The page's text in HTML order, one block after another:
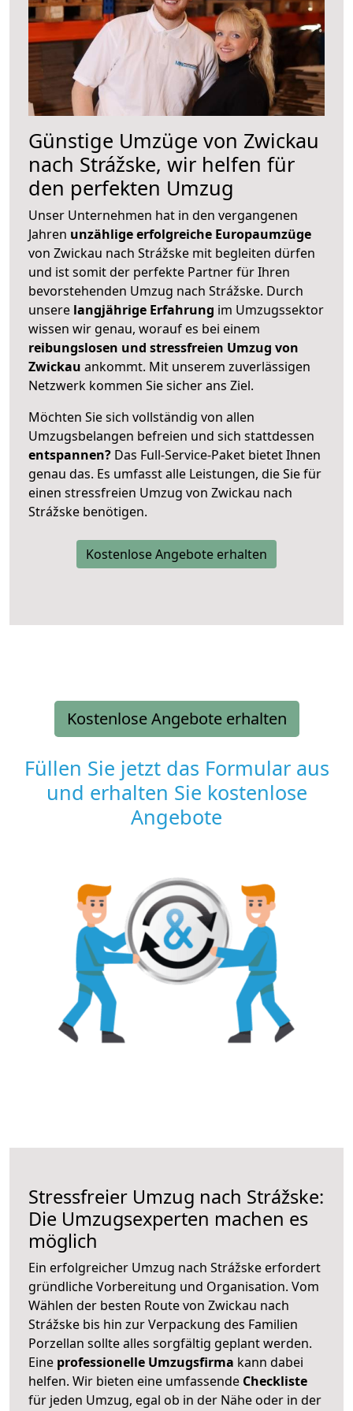
Günstige Umzüge von Zwickau
nach Strážske, wir helfen für
den perfekten Umzug
Unser Unternehmen hat in den vergangenen
Jahren unzählige erfolgreiche Europaumzüge
von Zwickau nach Strážske mit begleiten dürfen
und ist somit der perfekte Partner für Ihren
bevorstehenden Umzug nach Strážske. Durch
unsere langjährige Erfahrung im Umzugssektor
wissen wir genau, worauf es bei einem
reibungslosen und stressfreien Umzug von
Zwickau ankommt. Mit unserem zuverlässigen
Netzwerk kommen Sie sicher ans Ziel.
Möchten Sie sich vollständig von allen
Umzugsbelangen befreien und sich stattdessen
entspannen? Das Full-Service-Paket bietet Ihnen
genau das. Es umfasst alle Leistungen, die Sie für
einen stressfreien Umzug von Zwickau nach
Strážske benötigen.
Kostenlose Angebote erhalten
Kostenlose Angebote erhalten
Füllen Sie jetzt das Formular aus
und erhalten Sie kostenlose
Angebote
Stressfreier Umzug nach Strážske:
Die Umzugsexperten machen es
möglich
Ein erfolgreicher Umzug nach Strážske erfordert
gründliche Vorbereitung und Organisation. Vom
Wählen der besten Route von Zwickau nach
Strážske bis hin zur Verpackung des Familien
Porzellan sollte alles sorgfältig geplant werden.
Eine professionelle Umzugsfirma kann dabei
helfen. Wir bieten eine umfassende Checkliste
für jeden Umzug, egal ob in der Nähe oder in der